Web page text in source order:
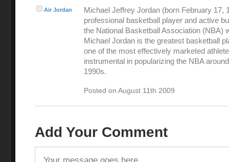
Air Jordan
Michael Jeffrey Jordan (born February 17,
professional basketball player and active
the National Basketball Association (NBA)
Michael Jordan is the greatest basketball
one of the most effectively marketed
instrumental in popularizing the NBA
1990s.
Posted on August 11th 2009
Add Your Comment